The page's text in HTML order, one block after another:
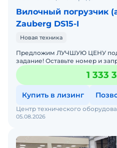
Вилочный погрузчик
Zauberg DS15-I
Новая техника
Предложим ЛУЧШУЮ ЦЕНУ под
задание! Оставьте номер и запрос - мы подберем модель
со СКИДКОЙ. В наличии на складах новые вилочные
погрузчики
1 333
Купить в лизинг
05.08.2026
Центр технического